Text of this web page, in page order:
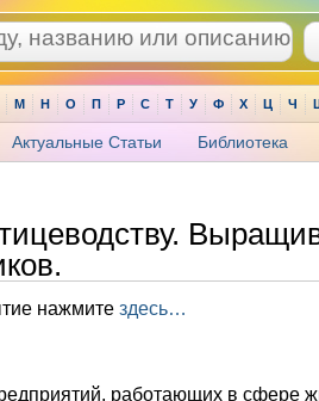
М Н О П Р С Т У Ф Х Ц Ч
Актуальные Статьи Библиотека
нажмите здесь…